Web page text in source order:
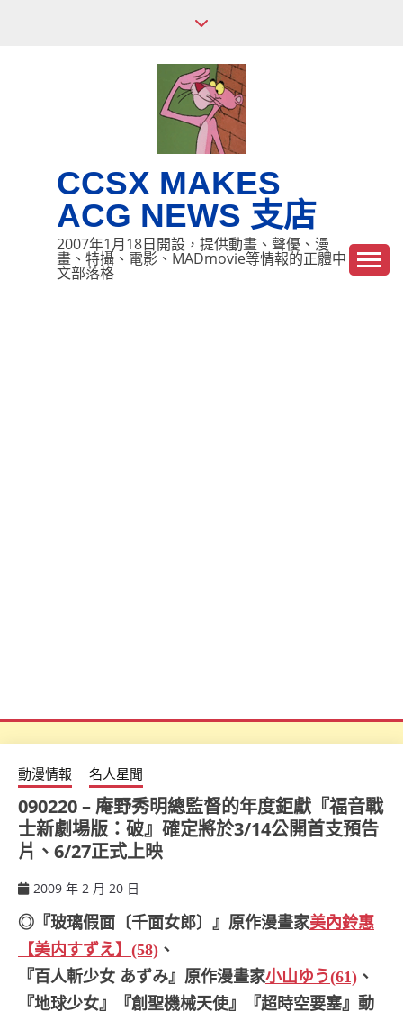
CCSX MAKES
ACG NEWS 支店
2007年1月18日開設，提供動畫、聲優、漫
畫、特攝、電影、MADmovie等情報的正體中
文部落格
動漫情報 名人星聞
090220 – 庵野秀明總監督的年度鉅獻『福音戰
士新劇場版：破』確定將於3/14公開首支預告
片、6/27正式上映
2009 年 2 月 20 日
◎『玻璃假面〔千面女郎〕』原作漫畫家美內鈴惠
【美内すずえ】(58) 、
『百人斬少女 あずみ』原作漫畫家小山ゆう(61) 、
『地球少女』『創聖機械天使』『超時空要塞』動